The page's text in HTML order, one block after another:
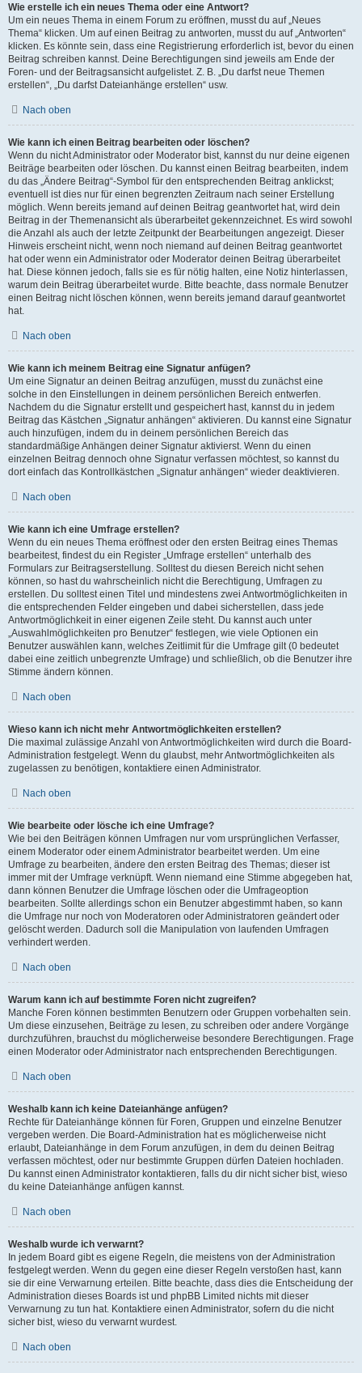
Wie erstelle ich ein neues Thema oder eine Antwort?
Um ein neues Thema in einem Forum zu eröffnen, musst du auf „Neues
Thema“ klicken. Um auf einen Beitrag zu antworten, musst du auf „Antworten“
klicken. Es könnte sein, dass eine Registrierung erforderlich ist, bevor du einen
Beitrag schreiben kannst. Deine Berechtigungen sind jeweils am Ende der
Foren- und der Beitragsansicht aufgelistet. Z. B. „Du darfst neue Themen
erstellen“, „Du darfst Dateianhänge erstellen“ usw.
Nach oben
Wie kann ich einen Beitrag bearbeiten oder löschen?
Wenn du nicht Administrator oder Moderator bist, kannst du nur deine eigenen
Beiträge bearbeiten oder löschen. Du kannst einen Beitrag bearbeiten, indem
du das „Ändere Beitrag“-Symbol für den entsprechenden Beitrag anklickst;
eventuell ist dies nur für einen begrenzten Zeitraum nach seiner Erstellung
möglich. Wenn bereits jemand auf deinen Beitrag geantwortet hat, wird dein
Beitrag in der Themenansicht als überarbeitet gekennzeichnet. Es wird sowohl
die Anzahl als auch der letzte Zeitpunkt der Bearbeitungen angezeigt. Dieser
Hinweis erscheint nicht, wenn noch niemand auf deinen Beitrag geantwortet
hat oder wenn ein Administrator oder Moderator deinen Beitrag überarbeitet
hat. Diese können jedoch, falls sie es für nötig halten, eine Notiz hinterlassen,
warum dein Beitrag überarbeitet wurde. Bitte beachte, dass normale Benutzer
einen Beitrag nicht löschen können, wenn bereits jemand darauf geantwortet
hat.
Nach oben
Wie kann ich meinem Beitrag eine Signatur anfügen?
Um eine Signatur an deinen Beitrag anzufügen, musst du zunächst eine
solche in den Einstellungen in deinem persönlichen Bereich entwerfen.
Nachdem du die Signatur erstellt und gespeichert hast, kannst du in jedem
Beitrag das Kästchen „Signatur anhängen“ aktivieren. Du kannst eine Signatur
auch hinzufügen, indem du in deinem persönlichen Bereich das
standardmäßige Anhängen deiner Signatur aktivierst. Wenn du einen
einzelnen Beitrag dennoch ohne Signatur verfassen möchtest, so kannst du
dort einfach das Kontrollkästchen „Signatur anhängen“ wieder deaktivieren.
Nach oben
Wie kann ich eine Umfrage erstellen?
Wenn du ein neues Thema eröffnest oder den ersten Beitrag eines Themas
bearbeitest, findest du ein Register „Umfrage erstellen“ unterhalb des
Formulars zur Beitragserstellung. Solltest du diesen Bereich nicht sehen
können, so hast du wahrscheinlich nicht die Berechtigung, Umfragen zu
erstellen. Du solltest einen Titel und mindestens zwei Antwortmöglichkeiten in
die entsprechenden Felder eingeben und dabei sicherstellen, dass jede
Antwortmöglichkeit in einer eigenen Zeile steht. Du kannst auch unter
„Auswahlmöglichkeiten pro Benutzer“ festlegen, wie viele Optionen ein
Benutzer auswählen kann, welches Zeitlimit für die Umfrage gilt (0 bedeutet
dabei eine zeitlich unbegrenzte Umfrage) und schließlich, ob die Benutzer ihre
Stimme ändern können.
Nach oben
Wieso kann ich nicht mehr Antwortmöglichkeiten erstellen?
Die maximal zulässige Anzahl von Antwortmöglichkeiten wird durch die Board-
Administration festgelegt. Wenn du glaubst, mehr Antwortmöglichkeiten als
zugelassen zu benötigen, kontaktiere einen Administrator.
Nach oben
Wie bearbeite oder lösche ich eine Umfrage?
Wie bei den Beiträgen können Umfragen nur vom ursprünglichen Verfasser,
einem Moderator oder einem Administrator bearbeitet werden. Um eine
Umfrage zu bearbeiten, ändere den ersten Beitrag des Themas; dieser ist
immer mit der Umfrage verknüpft. Wenn niemand eine Stimme abgegeben hat,
dann können Benutzer die Umfrage löschen oder die Umfrageoption
bearbeiten. Sollte allerdings schon ein Benutzer abgestimmt haben, so kann
die Umfrage nur noch von Moderatoren oder Administratoren geändert oder
gelöscht werden. Dadurch soll die Manipulation von laufenden Umfragen
verhindert werden.
Nach oben
Warum kann ich auf bestimmte Foren nicht zugreifen?
Manche Foren können bestimmten Benutzern oder Gruppen vorbehalten sein.
Um diese einzusehen, Beiträge zu lesen, zu schreiben oder andere Vorgänge
durchzuführen, brauchst du möglicherweise besondere Berechtigungen. Frage
einen Moderator oder Administrator nach entsprechenden Berechtigungen.
Nach oben
Weshalb kann ich keine Dateianhänge anfügen?
Rechte für Dateianhänge können für Foren, Gruppen und einzelne Benutzer
vergeben werden. Die Board-Administration hat es möglicherweise nicht
erlaubt, Dateianhänge in dem Forum anzufügen, in dem du deinen Beitrag
verfassen möchtest, oder nur bestimmte Gruppen dürfen Dateien hochladen.
Du kannst einen Administrator kontaktieren, falls du dir nicht sicher bist, wieso
du keine Dateianhänge anfügen kannst.
Nach oben
Weshalb wurde ich verwarnt?
In jedem Board gibt es eigene Regeln, die meistens von der Administration
festgelegt werden. Wenn du gegen eine dieser Regeln verstoßen hast, kann
sie dir eine Verwarnung erteilen. Bitte beachte, dass dies die Entscheidung der
Administration dieses Boards ist und phpBB Limited nichts mit dieser
Verwarnung zu tun hat. Kontaktiere einen Administrator, sofern du die nicht
sicher bist, wieso du verwarnt wurdest.
Nach oben